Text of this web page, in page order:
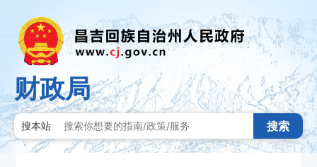
财政局
搜本站 搜索